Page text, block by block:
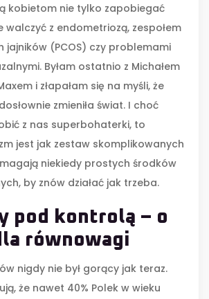
kobietom nie tylko zapobiegać
walczyć z endometriozą, zespołem
jajników (PCOS) czy problemami
Byłam ostatnio z Michałem
i złapałam się na myśli, że
zmieniła świat. I choć
z nas superbohaterki, to
jest jak zestaw skomplikowanych
niekiedy prostych środków
by znów działać jak trzeba.
pod kontrolą – o
równowagi
nigdy nie był gorący jak teraz.
że nawet 40% Polek w wieku